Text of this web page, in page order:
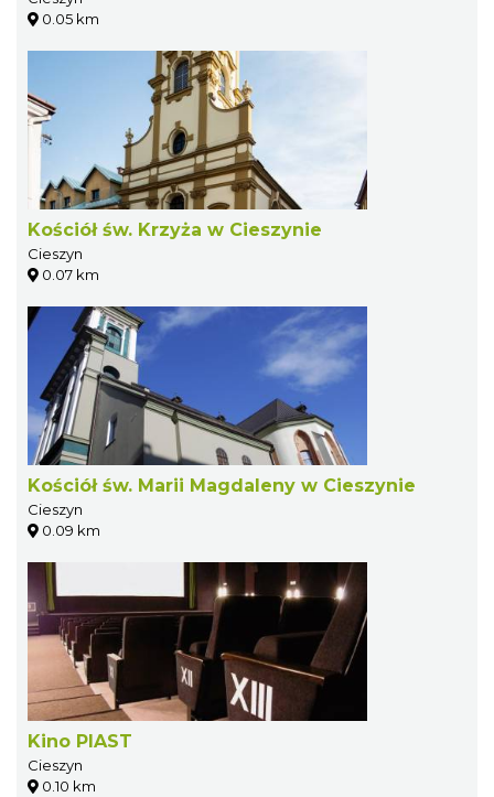
0.05 km
Kościół św. Krzyża w Cieszynie
Cieszyn
0.07 km
Kościół św. Marii Magdaleny w Cieszynie
Cieszyn
0.09 km
Kino PIAST
Cieszyn
0.10 km